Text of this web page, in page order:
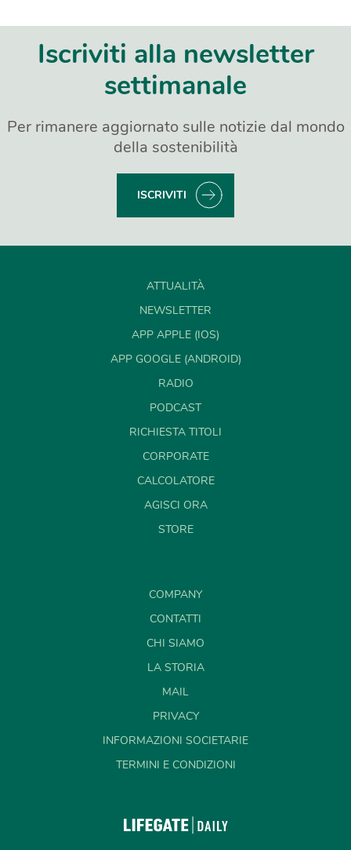
Iscriviti alla newsletter
settimanale
Per rimanere aggiornato sulle notizie dal mondo
della sostenibilità
ISCRIVITI
ATTUALITÀ
NEWSLETTER
APP APPLE (IOS)
APP GOOGLE (ANDROID)
RADIO
PODCAST
RICHIESTA TITOLI
CORPORATE
CALCOLATORE
AGISCI ORA
STORE
COMPANY
CONTATTI
CHI SIAMO
LA STORIA
MAIL
PRIVACY
INFORMAZIONI SOCIETARIE
TERMINI E CONDIZIONI